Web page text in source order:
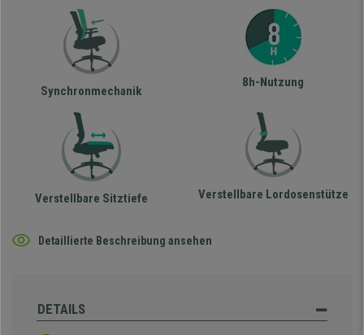
Synchronmechanik
8h-Nutzung
Verstellbare Sitztiefe Verstellbare Lordosenstütze
Detaillierte Beschreibung ansehen
DETAILS